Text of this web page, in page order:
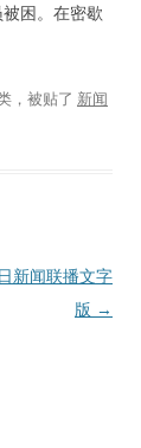
困。在密歇
，被贴了 新闻
新闻联播文字
版 →